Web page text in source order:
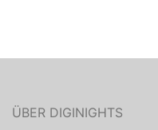
ÜBER DIGINIGHTS